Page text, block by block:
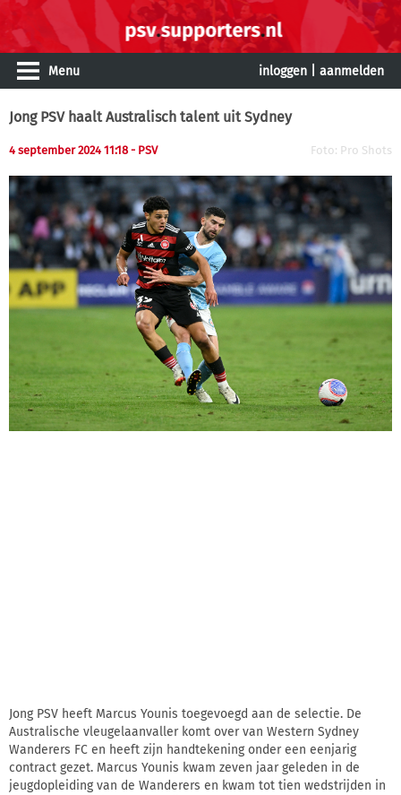
Menu inloggen aanmelden
Jong PSV haalt Australisch talent uit Sydney
4 september 2024 11:18 - PSV Foto: Pro Shots
Jong PSV heeft Marcus Younis toegevoegd aan de selectie. De
Australische vleugelaanvaller komt over van Western Sydney
Wanderers FC en heeft zijn handtekening onder een eenjarig
contract gezet. Marcus Younis kwam zeven jaar geleden in de
jeugdopleiding van de Wanderers en kwam tot tien wedstrijden in